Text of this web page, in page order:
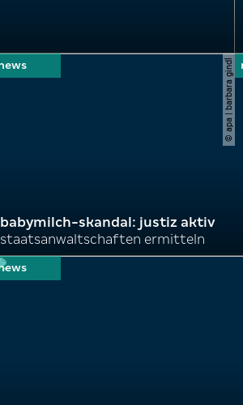
© apa | barbara gindl
babymilch-skandal: justiz aktiv
staatsanwaltschaften ermitteln